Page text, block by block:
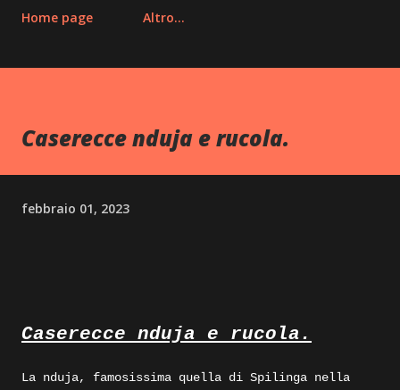
Home page
Altro…
Caserecce nduja e rucola.
febbraio 01, 2023
Caserecce nduja e rucola.
La nduja, famosissima quella di Spilinga nella